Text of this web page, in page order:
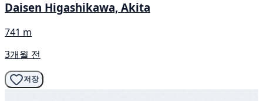
Daisen Higashikawa, Akita
741 m
3개월 전
저장